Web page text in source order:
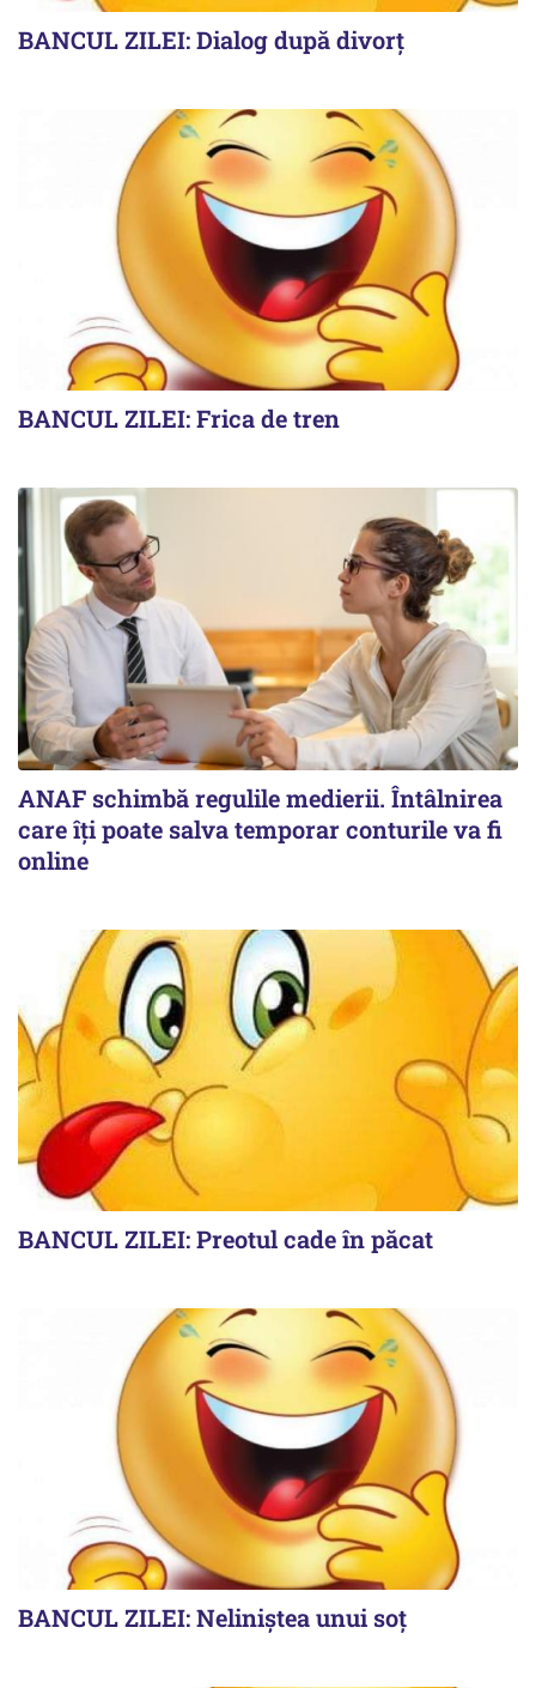
BANCUL ZILEI: Dialog după divorț
BANCUL ZILEI: Frica de tren
ANAF schimbă regulile medierii. Întâlnirea
care îți poate salva temporar conturile va fi
online
BANCUL ZILEI: Preotul cade în păcat
BANCUL ZILEI: Neliniștea unui soț